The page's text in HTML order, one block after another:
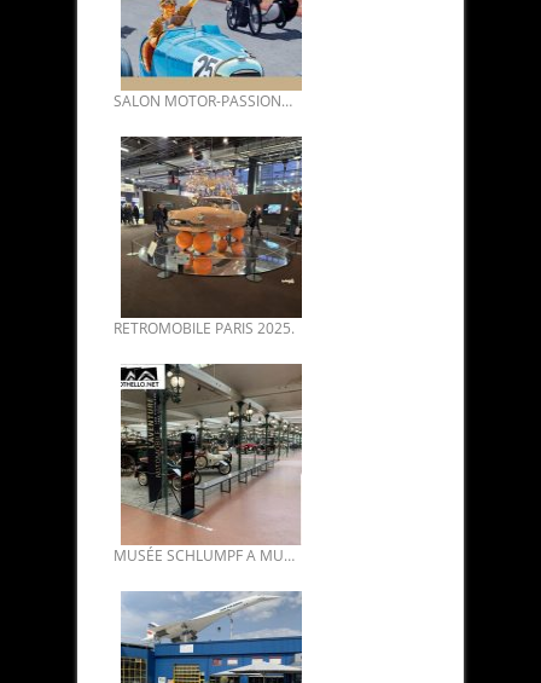
SALON MOTOR-PASSION AVIGNON 2025.
RETROMOBILE PARIS 2025.
MUSÉE SCHLUMPF A MULHOUSE. PLUS DE 400 VOITURES.